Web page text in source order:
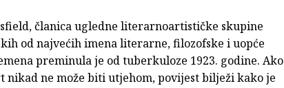
članica ugledne literarnoartističke skupine
od najvećih imena literarne, filozofske i uopće
preminula je od tuberkuloze 1923. godine. Ako
nikad ne može biti utjehom, povijest bilježi kako je